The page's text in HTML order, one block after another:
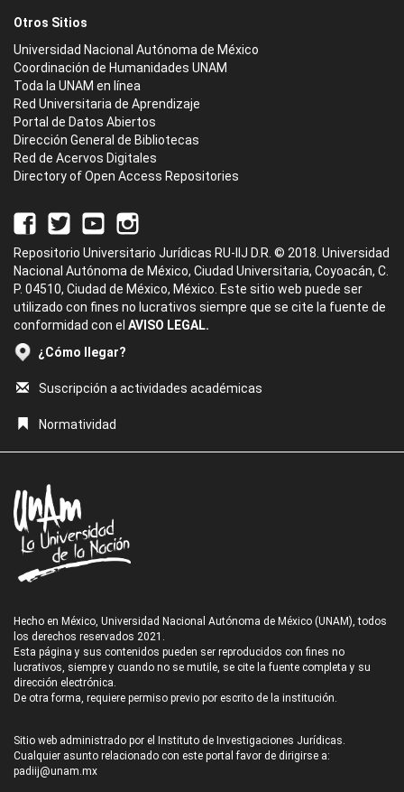
Otros Sitios
Universidad Nacional Autónoma de México
Coordinación de Humanidades UNAM
Toda la UNAM en línea
Red Universitaria de Aprendizaje
Portal de Datos Abiertos
Dirección General de Bibliotecas
Red de Acervos Digitales
Directory of Open Access Repositories
Repositorio Universitario Jurídicas RU-IIJ D.R. © 2018. Universidad
Nacional Autónoma de México, Ciudad Universitaria, Coyoacán, C.
P. 04510, Ciudad de México, México. Este sitio web puede ser
utilizado con fines no lucrativos siempre que se cite la fuente de
conformidad con el AVISO LEGAL.
¿Cómo llegar?
Suscripción a actividades académicas
Normatividad
Hecho en México, Universidad Nacional Autónoma de México (UNAM), todos
los derechos reservados 2021.
Esta página y sus contenidos pueden ser reproducidos con fines no
lucrativos, siempre y cuando no se mutile, se cite la fuente completa y su
dirección electrónica.
De otra forma, requiere permiso previo por escrito de la institución.
Sitio web administrado por el Instituto de Investigaciones Jurídicas.
Cualquier asunto relacionado con este portal favor de dirigirse a:
padiij@unam.mx